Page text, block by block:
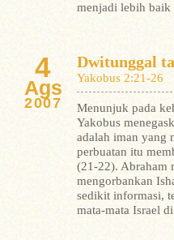
menjadi lebih baik
4
Ags
2007
Dwitunggal
Yakobus 2:21-26
Menunjuk pada
Yakobus
adalah iman yang
perbuatan itu
(21-22). Abraham
mengorbankan
sedikit informasi,
mata-mata Israel